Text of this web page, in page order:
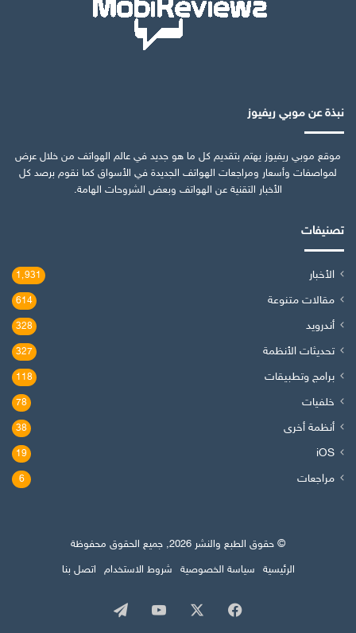
نبذة عن موبي ريفيوز
موقع موبي ريفيوز يهتم بتقديم كل ما هو جديد في عالم الهواتف من خلال عرض
لمواصفات وأسعار ومراجعات الهواتف الجديدة في الأسواق كما نقوم برصد كل
الأخبار التقنية عن الهواتف وبعض الشروحات الهامة.
تصنيفات
الأخبار 1٬931
مقالات متنوعة 614
أندرويد 328
تحديثات الأنظمة 327
برامج وتطبيقات 118
خلفيات 78
أنظمة أخرى 38
iOS
19
مراجعات 6
© حقوق الطبع والنشر 2026, جميع الحقوق محفوظة
الرئيسية
سياسة الخصوصية شروط الاستخدام اتصل بنا
فيسبوك ‫YouTube